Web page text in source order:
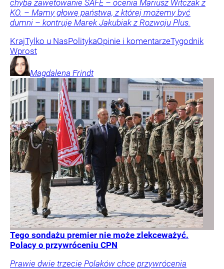
chyba zawetowanie SAFE – ocenia Mariusz Witczak z
KO. – Mamy głowę państwa, z której możemy być
dumni – kontruje Marek Jakubiak z Rozwoju Plus.
KrajTylko u NasPolitykaOpinie i komentarzeTygodnik
Wprost
Magdalena Frindt
Tego sondażu premier nie może zlekceważyć.
Polacy o przywróceniu CPN
Prawie dwie trzecie Polaków chce przywrócenia